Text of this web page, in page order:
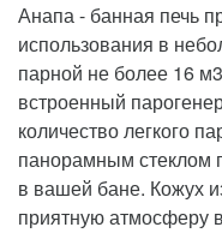
Анапа - банная печь
использования в
парной не более 16
встроенный
количество легкого
панорамным стеклом
в вашей бане. Кожух
приятную атмосферу